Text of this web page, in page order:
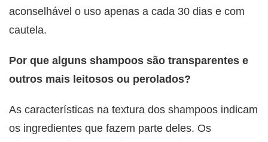
aconselhável o uso apenas a cada 30 dias e com
cautela.
Por que alguns shampoos são transparentes e
outros mais leitosos ou perolados?
As características na textura dos shampoos indicam
os ingredientes que fazem parte deles. Os